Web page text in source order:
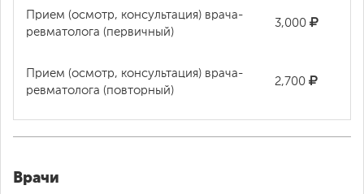
Прием (осмотр, консультация) врача-
ревматолога (первичный)
3,000
Прием (осмотр, консультация) врача-
ревматолога (повторный)
2,700
Врачи